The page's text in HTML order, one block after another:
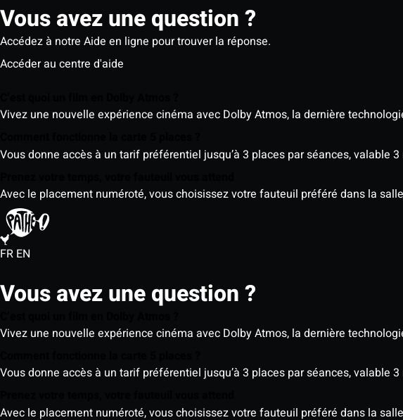
Vous avez une question ?
Accédez à notre Aide en ligne pour trouver la réponse.
Accéder au centre d'aide
Vivez une nouvelle expérience cinéma avec Dolby Atmos, la dernière
Vous donne accès à un tarif préférentiel jusqu’à 3 places par séances, valable
Avec le placement numéroté, vous choisissez votre fauteuil préféré dans la
FR EN
Vous avez une question ?
Vivez une nouvelle expérience cinéma avec Dolby Atmos, la dernière
Vous donne accès à un tarif préférentiel jusqu’à 3 places par séances, valable
Avec le placement numéroté, vous choisissez votre fauteuil préféré dans la